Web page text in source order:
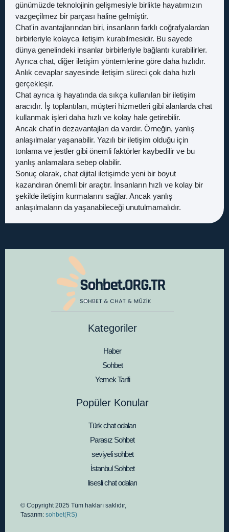
günümüzde teknolojinin gelişmesiyle birlikte hayatımızın
vazgeçilmez bir parçası haline gelmiştir.
Chat'in avantajlarından biri, insanların farklı coğrafyalardan
birbirleriyle kolayca iletişim kurabilmesidir. Bu sayede
dünya genelindeki insanlar birbirleriyle bağlantı kurabilirler.
Ayrıca chat, diğer iletişim yöntemlerine göre daha hızlıdır.
Anlık cevaplar sayesinde iletişim süreci çok daha hızlı
gerçekleşir.
Chat ayrıca iş hayatında da sıkça kullanılan bir iletişim
aracıdır. İş toplantıları, müşteri hizmetleri gibi alanlarda chat
kullanmak işleri daha hızlı ve kolay hale getirebilir.
Ancak chat'in dezavantajları da vardır. Örneğin, yanlış
anlaşılmalar yaşanabilir. Yazılı bir iletişim olduğu için
tonlama ve jestler gibi önemli faktörler kaybedilir ve bu
yanlış anlamalara sebep olabilir.
Sonuç olarak, chat dijital iletişimde yeni bir boyut
kazandıran önemli bir araçtır. İnsanların hızlı ve kolay bir
şekilde iletişim kurmalarını sağlar. Ancak yanlış
anlaşılmaların da yaşanabileceği unutulmamalıdır.
Kategoriler
Haber
Sohbet
Yemek Tarifi
Popüler Konular
Türk chat odaları
Parasız Sohbet
seviyeli sohbet
İstanbul Sohbet
lisesli chat odaları
© Copyright 2025 Tüm hakları saklıdır,
Tasarım: sohbet(RS)